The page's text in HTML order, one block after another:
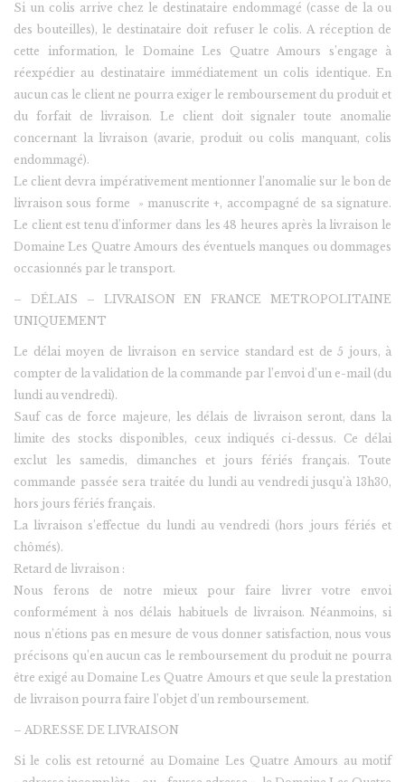
Si un colis arrive chez le destinataire endommagé (casse de la ou
des bouteilles), le destinataire doit refuser le colis. A réception de
cette information, le Domaine Les Quatre Amours s’engage à
réexpédier au destinataire immédiatement un colis identique. En
aucun cas le client ne pourra exiger le remboursement du produit et
du forfait de livraison. Le client doit signaler toute anomalie
concernant la livraison (avarie, produit ou colis manquant, colis
endommagé).
Le client devra impérativement mentionner l’anomalie sur le bon de
livraison sous forme » manuscrite +, accompagné de sa signature.
Le client est tenu d’informer dans les 48 heures après la livraison le
Domaine Les Quatre Amours des éventuels manques ou dommages
occasionnés par le transport.
– DÉLAIS – LIVRAISON EN FRANCE METROPOLITAINE
UNIQUEMENT
Le délai moyen de livraison en service standard est de 5 jours, à
compter de la validation de la commande par l’envoi d’un e-mail (du
lundi au vendredi).
Sauf cas de force majeure, les délais de livraison seront, dans la
limite des stocks disponibles, ceux indiqués ci-dessus. Ce délai
exclut les samedis, dimanches et jours fériés français. Toute
commande passée sera traitée du lundi au vendredi jusqu’à 13h30,
hors jours fériés français.
La livraison s’effectue du lundi au vendredi (hors jours fériés et
chômés).
Retard de livraison :
Nous ferons de notre mieux pour faire livrer votre envoi
conformément à nos délais habituels de livraison. Néanmoins, si
nous n’étions pas en mesure de vous donner satisfaction, nous vous
précisons qu’en aucun cas le remboursement du produit ne pourra
être exigé au Domaine Les Quatre Amours et que seule la prestation
de livraison pourra faire l’objet d’un remboursement.
– ADRESSE DE LIVRAISON
Si le colis est retourné au Domaine Les Quatre Amours au motif